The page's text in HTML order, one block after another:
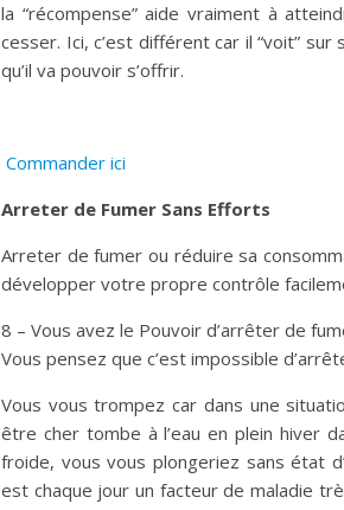
la “récompense” aide vraiment à
cesser. Ici, c’est différent car il “voit”
qu’il va pouvoir s’offrir.
Commander ici
Arreter de Fumer Sans Efforts
Arreter de fumer ou réduire sa
développer votre propre contrôle
8 – Vous avez le Pouvoir d’arrêter de
Vous pensez que c’est impossible
Vous vous trompez car dans une
être cher tombe à l’eau en plein hiver
froide, vous vous plongeriez sans état
est chaque jour un facteur de maladie